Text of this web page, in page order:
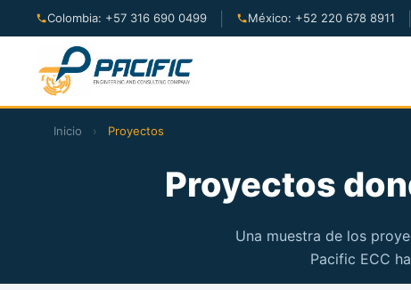
Colombia: +57 316 690 0499 México: +52 220 678 8911
Inicio › Proyectos
Proyectos
Una muestra de los
Pacific ECC